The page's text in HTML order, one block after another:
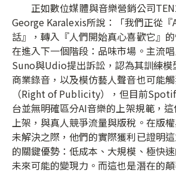
正如數位媒體與音樂營銷公司
George Karalexis所說：「我們正從『
話』，轉入『人們開始真心喜歡它』
在進入下一個階段：品味市場。主流
Suno與Udio提出訴訟，認為其訓練模
商業錄音，以及模仿藝人聲音也可能觸
（Right of Publicity），但目前
台並無明確區分AI音樂的上架規範，
上架，與真人競爭流量與版稅。在版
未解決之際，他們的實際獲利已證明
的關鍵優勢：低成本、大規模、極快
未來可能的變現力。而這也是潛在的顛